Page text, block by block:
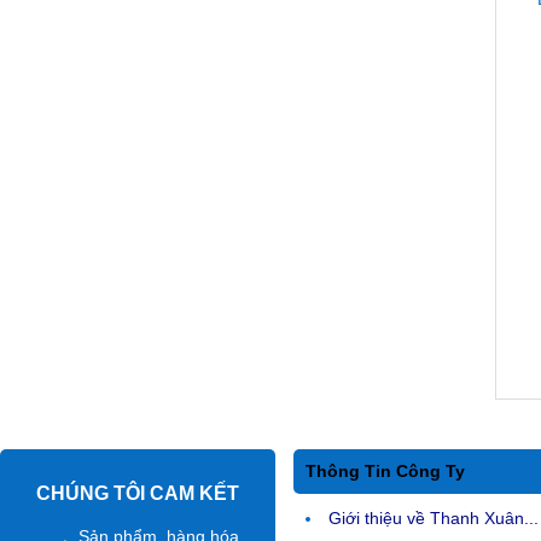
CHÚNG TÔI CAM KẾT
Sản phẩm, hàng hóa
Thông Tin Công Ty
Giới thiệu về Thanh Xuân...